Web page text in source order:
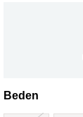
Beden